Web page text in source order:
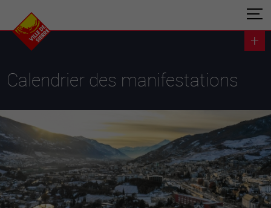
Calendrier des manifestations